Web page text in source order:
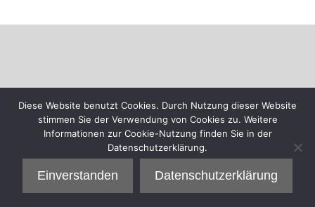
Diese Website benutzt Cookies. Durch Nutzung dieser Website
stimmen Sie der Verwendung von Cookies zu. Weitere
Informationen zur Cookie-Nutzung finden Sie in der
Datenschutzerklärung.
Einverstanden Datenschutzerklärung